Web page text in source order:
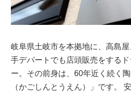
岐阜県土岐市を本拠地に、高島
手デパートでも店頭販売をする
ー。その前身は、60年近く続く
（かごしんとうえん）」です。